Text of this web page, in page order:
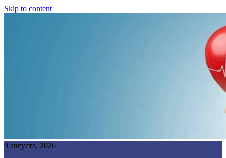
Skip to content
9 августа, 2026